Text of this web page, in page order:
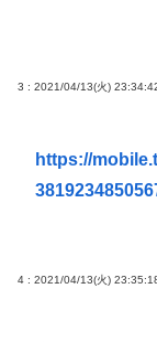
3 : 2021/04/13(火)
https://
4 : 2021/04/13(火)